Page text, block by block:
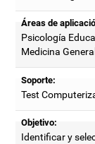
Áreas de
Psicología
Medicina
Soporte:
Test
Objetivo:
Identificar y